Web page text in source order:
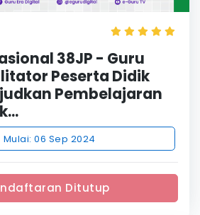
38JP - Guru
Peserta Didik
Pembelajaran
Mulai: 06 Sep 2024
Ditutup